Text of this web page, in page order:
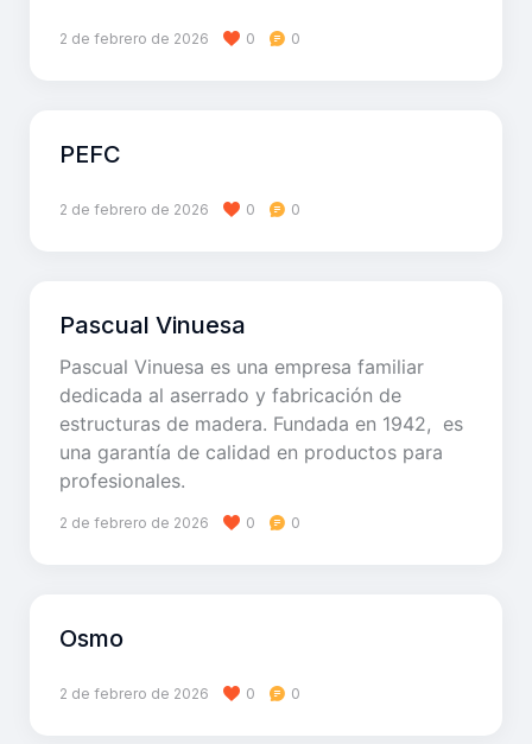
2 de febrero de 2026 0 0
PEFC
2 de febrero de 2026 0 0
Pascual Vinuesa
Pascual Vinuesa es una empresa familiar
dedicada al aserrado y fabricación de
estructuras de madera. Fundada en 1942, es
una garantía de calidad en productos para
profesionales.
2 de febrero de 2026 0 0
Osmo
2 de febrero de 2026 0 0